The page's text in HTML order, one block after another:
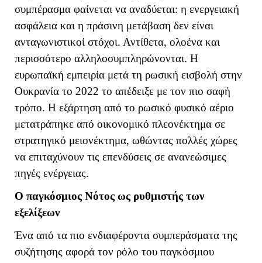
συμπέρασμα φαίνεται να αναδύεται: η ενεργειακή
ασφάλεια και η πράσινη μετάβαση δεν είναι
ανταγωνιστικοί στόχοι. Αντίθετα, ολοένα και
περισσότερο αλληλοσυμπληρώνονται. Η
ευρωπαϊκή εμπειρία μετά τη ρωσική εισβολή στην
Ουκρανία το 2022 το απέδειξε με τον πιο σαφή
τρόπο. Η εξάρτηση από το ρωσικό φυσικό αέριο
μετατράπηκε από οικονομικό πλεονέκτημα σε
στρατηγικό μειονέκτημα, ωθώντας πολλές χώρες
να επιταχύνουν τις επενδύσεις σε ανανεώσιμες
πηγές ενέργειας.
Ο παγκόσμιος Νότος ως ρυθμιστής των
εξελίξεων
Ένα από τα πιο ενδιαφέροντα συμπεράσματα της
συζήτησης αφορά τον ρόλο του παγκόσμιου